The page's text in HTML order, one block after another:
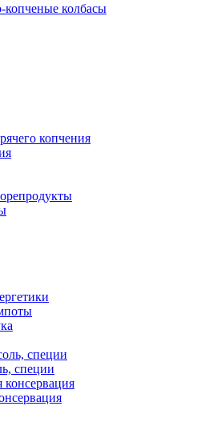
колбасы
копчения
специи